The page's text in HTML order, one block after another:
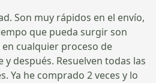
Son muy rápidos en el envío,
que pueda surgir son
cualquier proceso de
después. Resuelven todas las
Ya he comprado 2 veces y lo